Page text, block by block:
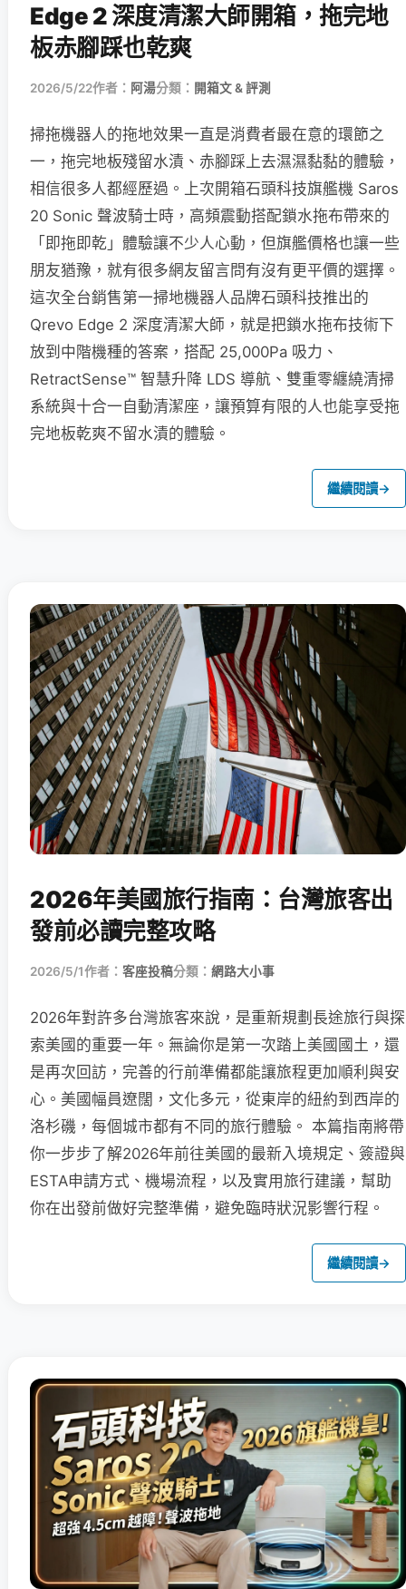
Edge 2 深度清潔大師開箱，拖完地
板赤腳踩也乾爽
2026/5/22作者： 阿湯分類： 開箱文 & 評測
掃拖機器人的拖地效果一直是消費者最在意的環節之
一，拖完地板殘留水漬、赤腳踩上去濕濕黏黏的體驗，
相信很多人都經歷過。上次開箱石頭科技旗艦機 Saros
20 Sonic 聲波騎士時，高頻震動搭配鎖水拖布帶來的
「即拖即乾」體驗讓不少人心動，但旗艦價格也讓一些
朋友猶豫，就有很多網友留言問有沒有更平價的選擇。
這次全台銷售第一掃地機器人品牌石頭科技推出的
Qrevo Edge 2 深度清潔大師，就是把鎖水拖布技術下
放到中階機種的答案，搭配 25,000Pa 吸力、
RetractSense™ 智慧升降 LDS 導航、雙重零纏繞清掃
系統與十合一自動清潔座，讓預算有限的人也能享受拖
完地板乾爽不留水漬的體驗。
繼續閱讀→
2026年美國旅行指南：台灣旅客出
發前必讀完整攻略
2026/5/1作者： 客座投稿分類： 網路大小事
2026年對許多台灣旅客來說，是重新規劃長途旅行與探
索美國的重要一年。無論你是第一次踏上美國國土，還
是再次回訪，完善的行前準備都能讓旅程更加順利與安
心。美國幅員遼闊，文化多元，從東岸的紐約到西岸的
洛杉磯，每個城市都有不同的旅行體驗。 本篇指南將帶
你一步步了解2026年前往美國的最新入境規定、簽證與
ESTA申請方式、機場流程，以及實用旅行建議，幫助
你在出發前做好完整準備，避免臨時狀況影響行程。
繼續閱讀→